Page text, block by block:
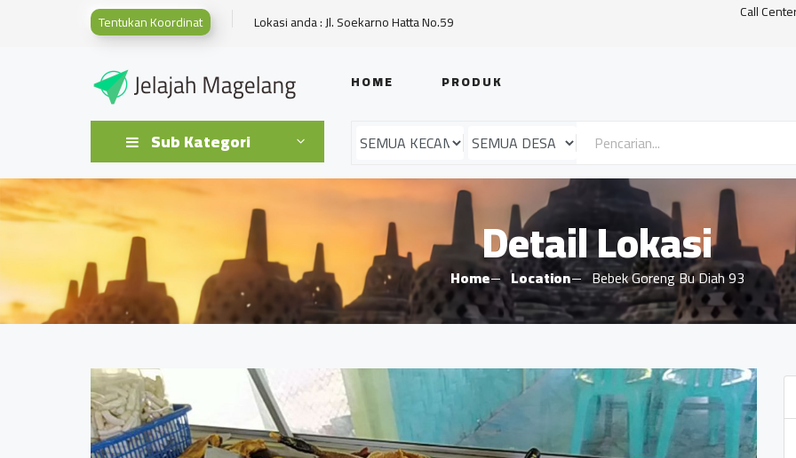
Tentukan Koordinat Lokasi anda : Jl. Soekarno Hatta No.59 Call
HOME PRODUK
Sub Kategori
Detail Lokasi
Home Location Bebek Goreng Bu Diah 93